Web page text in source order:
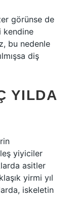
görünse de
kendine
bu nedenle
diş
YILDA
yiyiciler
asitler
yirmi yıl
iskeletin